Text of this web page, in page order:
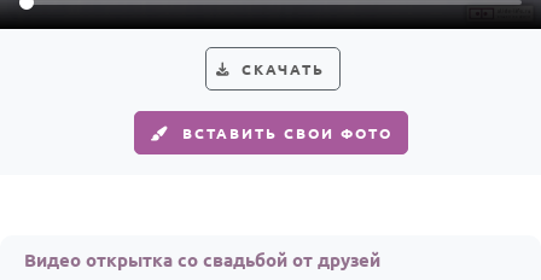
СКАЧАТЬ
ВСТАВИТЬ СВОИ ФОТО
Видео открытка со свадьбой от друзей